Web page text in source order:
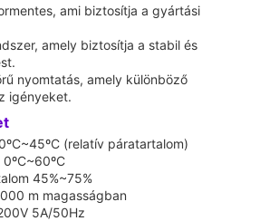
ami biztosítja a gyártási
amely biztosítja a stabil és
nyomtatás, amely különböző
igényeket.
(relatív páratartalom)
45%~75%
m magasságban
5A/50Hz